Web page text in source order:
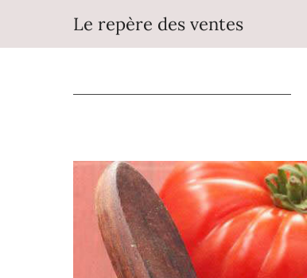
contenu
Le repère des ventes